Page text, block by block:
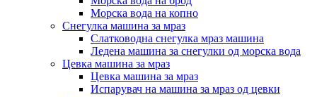
Морска вода на копно
Снегулка машина за мраз
Слатководна снегулка мраз машина
Ледена машина за снегулки од морска вода
Цевка машина за мраз
Цевка машина за мраз
Испарувач на машина за мраз од цевки